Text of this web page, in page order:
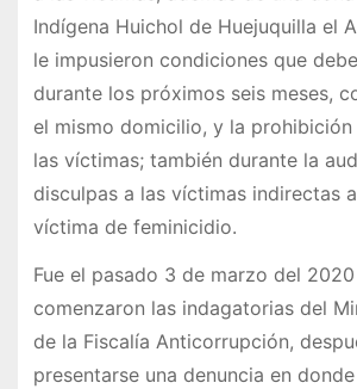
Indígena Huichol de Huejuquilla el
le impusieron condiciones que
durante los próximos seis meses,
el mismo domicilio, y la
las víctimas; también durante la
disculpas a las víctimas indirectas
víctima de feminicidio.
Fue el pasado 3 de marzo del
comenzaron las indagatorias del
de la Fiscalía Anticorrupción,
presentarse una denuncia en